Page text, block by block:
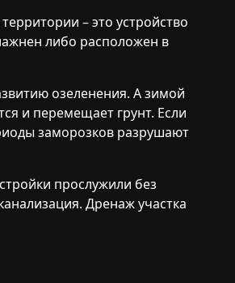
– это устройство
либо расположен в
озеленения. А зимой
и перемещает грунт. Если
заморозков разрушают
прослужили без
Дренаж участка